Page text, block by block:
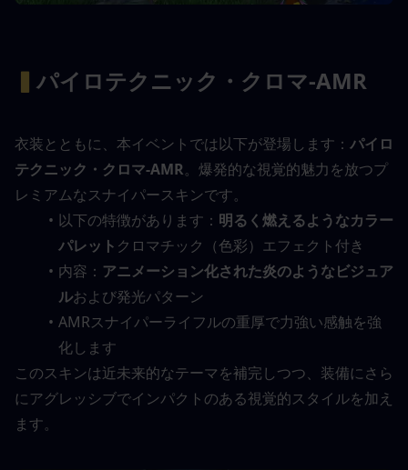
▍ パイロテクニック・クロマ-AMR
衣装とともに、本イベントでは以下が登場します： パイロ
テクニック・クロマ-AMR。爆発的な視覚的魅力を放つプ
レミアムなスナイパースキンです。
以下の特徴があります： 明るく燃えるようなカラー
パレット クロマチック（色彩）エフェクト付き
内容： アニメーション化された炎のようなビジュア
ルおよび発光パターン
AMRスナイパーライフルの重厚で力強い感触を強
化します
このスキンは近未来的なテーマを補完しつつ、装備にさら
にアグレッシブでインパクトのある視覚的スタイルを加え
ます。